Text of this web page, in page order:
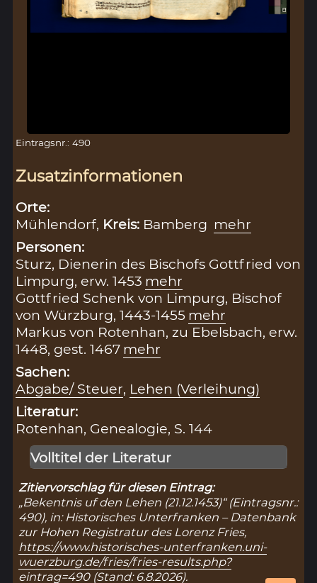
Eintragsnr.: 490
Zusatzinformationen
Orte:
Mühlendorf, Kreis: Bamberg mehr
Personen:
Sturz, Dienerin des Bischofs Gottfried von
Limpurg, erw. 1453 mehr
Gottfried Schenk von Limpurg, Bischof
von Würzburg, 1443-1455 mehr
Markus von Rotenhan, zu Ebelsbach, erw.
1448, gest. 1467 mehr
Sachen:
Abgabe/ Steuer, Lehen (Verleihung)
Literatur:
Rotenhan, Genealogie, S. 144
Volltitel der Literatur
Zitiervorschlag für diesen Eintrag:
„Bekentnis uf den Lehen (21.12.1453)“ (Eintragsnr.:
490), in: Historisches Unterfranken – Datenbank
zur Hohen Registratur des Lorenz Fries,
https://www.historisches-unterfranken.uni-
wuerzburg.de/fries/fries-results.php?
eintrag=490(Stand: 6.8.2026).